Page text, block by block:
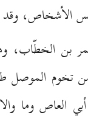
الأشخاص، وقد
بن الخطّاب،
الموصل
العاص وما